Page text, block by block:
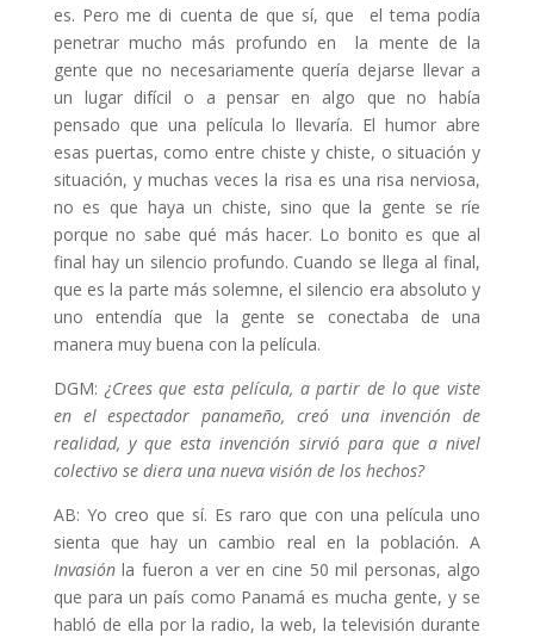
es. Pero me di cuenta de que sí, que el tema podía
penetrar mucho más profundo en la mente de la
gente que no necesariamente quería dejarse llevar a
un lugar difícil o a pensar en algo que no había
pensado que una película lo llevaría. El humor abre
esas puertas, como entre chiste y chiste, o situación y
situación, y muchas veces la risa es una risa nerviosa,
no es que haya un chiste, sino que la gente se ríe
porque no sabe qué más hacer. Lo bonito es que al
final hay un silencio profundo. Cuando se llega al final,
que es la parte más solemne, el silencio era absoluto y
uno entendía que la gente se conectaba de una
manera muy buena con la película.
DGM: ¿Crees que esta película, a partir de lo que viste
en el espectador panameño, creó una invención de
realidad, y que esta invención sirvió para que a nivel
colectivo se diera una nueva visión de los hechos?
AB: Yo creo que sí. Es raro que con una película uno
sienta que hay un cambio real en la población. A
Invasiónla fueron a ver en cine 50 mil personas, algo
que para un país como Panamá es mucha gente, y se
habló de ella por la radio, la web, la televisión durante